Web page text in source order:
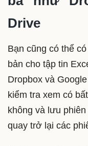
Drive
Bạn cũng có thể
bản cho tập tin
Dropbox và
kiểm tra xem có
không và lưu
quay trở lại các